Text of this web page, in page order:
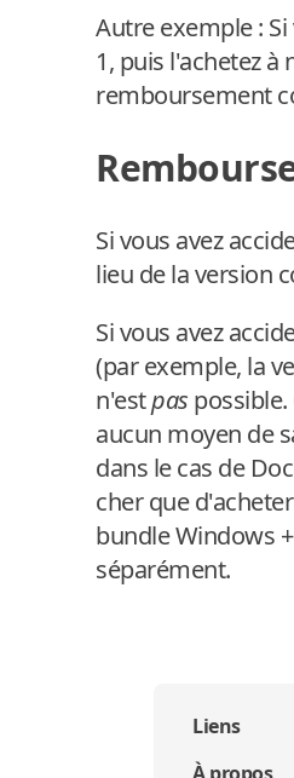
Autre exemple :
1, puis l'achetez à
remboursement
Si vous avez
lieu de la version
Si vous avez
(par exemple, la
n'estpas
aucun moyen de
dans le cas de
cher que
bundle Windows
séparément.
Liens